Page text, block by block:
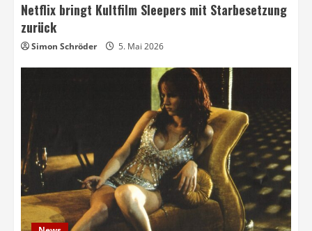
Netflix bringt Kultfilm Sleepers mit Starbesetzung
zurück
Simon Schröder 5. Mai 2026